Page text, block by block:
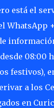
está el
WhatsApp
08:00
festivos),
a los
en